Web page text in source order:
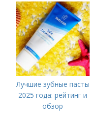
Лучшие зубные пасты
2025 года: рейтинг и
обзор